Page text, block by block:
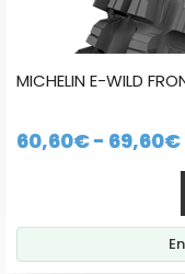
MICHELIN E-WILD
60,60€- 69,60€
producto